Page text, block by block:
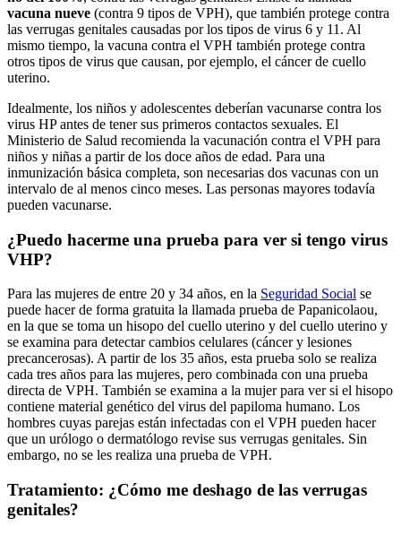
vacuna nueve (contra 9 tipos de VPH), que también protege contra
las verrugas genitales causadas por los tipos de virus 6 y 11. Al
mismo tiempo, la vacuna contra el VPH también protege contra
otros tipos de virus que causan, por ejemplo, el cáncer de cuello
uterino.
Idealmente, los niños y adolescentes deberían vacunarse contra los
virus HP antes de tener sus primeros contactos sexuales. El
Ministerio de Salud recomienda la vacunación contra el VPH para
niños y niñas a partir de los doce años de edad. Para una
inmunización básica completa, son necesarias dos vacunas con un
intervalo de al menos cinco meses. Las personas mayores todavía
pueden vacunarse.
¿Puedo hacerme una prueba para ver si tengo virus
VHP?
Para las mujeres de entre 20 y 34 años, en la Seguridad Social se
puede hacer de forma gratuita la llamada prueba de Papanicolaou,
en la que se toma un hisopo del cuello uterino y del cuello uterino y
se examina para detectar cambios celulares (cáncer y lesiones
precancerosas). A partir de los 35 años, esta prueba solo se realiza
cada tres años para las mujeres, pero combinada con una prueba
directa de VPH. También se examina a la mujer para ver si el hisopo
contiene material genético del virus del papiloma humano. Los
hombres cuyas parejas están infectadas con el VPH pueden hacer
que un urólogo o dermatólogo revise sus verrugas genitales. Sin
embargo, no se les realiza una prueba de VPH.
Tratamiento: ¿Cómo me deshago de las verrugas
genitales?